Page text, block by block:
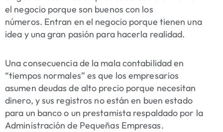
el negocio porque son buenos con los
números. Entran en el negocio porque tienen una
idea y una gran pasión para hacerla realidad.
Una consecuencia de la mala contabilidad en
“tiempos normales” es que los empresarios
asumen deudas de alto precio porque necesitan
dinero, y sus registros no están en buen estado
para un banco o un prestamista respaldado por la
Administración de Pequeñas Empresas.